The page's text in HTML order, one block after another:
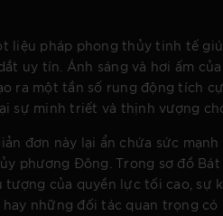
liệu pháp phong thủy tinh tế
uy tín. Ánh sáng và hơi ấm
ra một tần số rung động tích
sự minh triết và thịnh vượng
đơn này lại ẩn chứa sức
phương Đông. Trong sơ đồ Bát
tượng của quyền lực tối cao, sự
những đối tác quan trọng có